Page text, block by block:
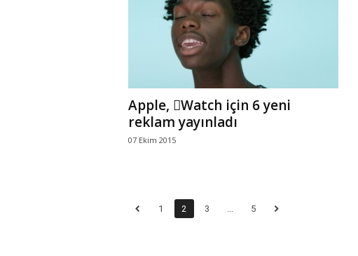
Apple, Watch için 6 yeni
reklam yayınladı
07 Ekim 2015
1 2 3 ... 5